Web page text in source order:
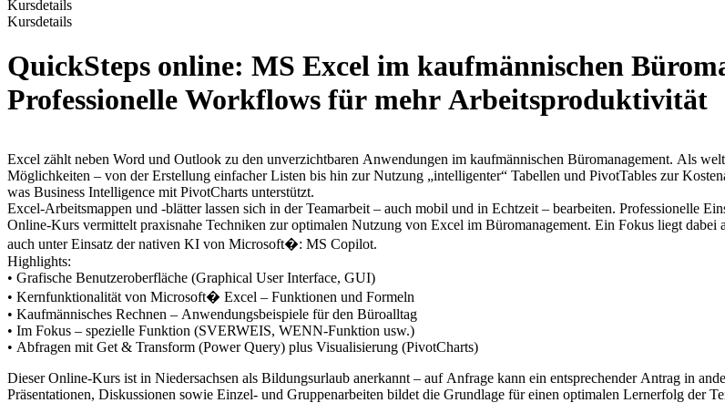
Kursdetails
Kursdetails
QuickSteps online: MS Excel im kaufmännischen
Professionelle Workflows für mehr Arbeitsproduktivität
Excel zählt neben Word und Outlook zu den unverzichtbaren Anwendungen im kaufmännischen Büromanagement. Als
Möglichkeiten – von der Erstellung einfacher Listen bis hin zur Nutzung „intelligenter“ Tabellen und PivotTables zur
was Business Intelligence mit PivotCharts unterstützt.
Excel-Arbeitsmappen und -blätter lassen sich in der Teamarbeit – auch mobil und in Echtzeit – bearbeiten. Professionelle
Online-Kurs vermittelt praxisnahe Techniken zur optimalen Nutzung von Excel im Büromanagement. Ein Fokus liegt
auch unter Einsatz der nativen KI von Microsoft�: MS Copilot.
Highlights:
• Grafische Benutzeroberfläche (Graphical User Interface, GUI)
• Kernfunktionalität von Microsoft� Excel – Funktionen und Formeln
• Kaufmännisches Rechnen – Anwendungsbeispiele für den Büroalltag
• Im Fokus – spezielle Funktion (SVERWEIS, WENN-Funktion usw.)
• Abfragen mit Get & Transform (Power Query) plus Visualisierung (PivotCharts)
Dieser Online-Kurs ist in Niedersachsen als Bildungsurlaub anerkannt – auf Anfrage kann ein entsprechender Antrag in
Präsentationen, Diskussionen sowie Einzel- und Gruppenarbeiten bildet die Grundlage für einen optimalen Lernerfolg der